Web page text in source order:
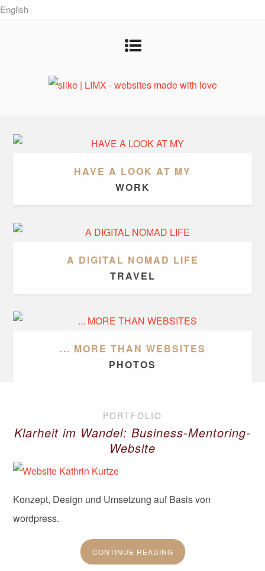
English
HAVE A LOOK AT MY
WORK
A DIGITAL NOMAD LIFE
TRAVEL
... MORE THAN WEBSITES
PHOTOS
PORTFOLIO
Klarheit im Wandel: Business-Mentoring-
Website
Konzept, Design und Umsetzung auf Basis von
wordpress.
CONTINUE READING